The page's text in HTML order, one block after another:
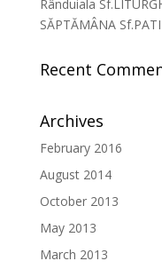
Rânduiala
SĂPTĂMÂNA
Recent
Archives
February 2016
August 2014
October 2013
May 2013
March 2013